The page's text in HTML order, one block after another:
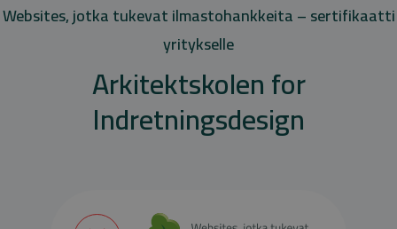
Websites, jotka tukevat ilmastohankkeita – sertifikaatti
yritykselle
Arkitektskolen for
Indretningsdesign